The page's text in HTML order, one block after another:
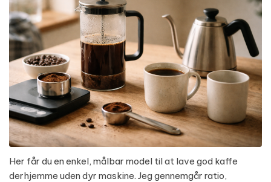
Her får du en enkel, målbar model til at lave god kaffe
derhjemme uden dyr maskine. Jeg gennemgår ratio,